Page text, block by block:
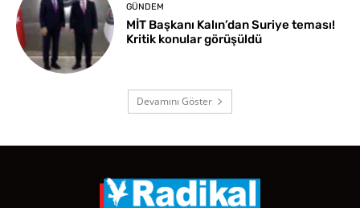
GÜNDEM
MİT Başkanı Kalın’dan Suriye teması!
Kritik konular görüşüldü
Devamını Göster